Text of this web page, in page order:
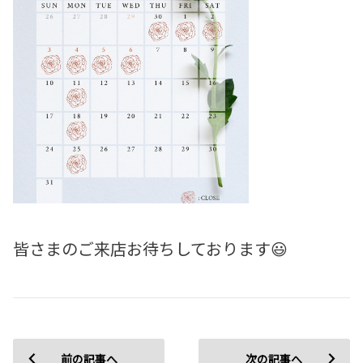
皆さまのご来店お待ちしております😃
前の記事へ 次の記事へ